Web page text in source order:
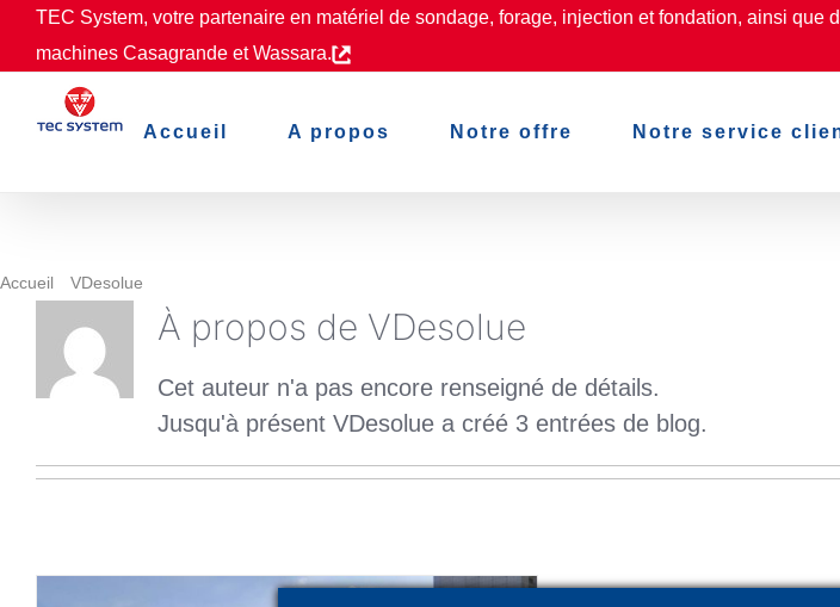
Passer
contenu
TEC System, votre partenaire en matériel de sondage, forage, injection et fondation, ainsi que
machines Casagrande et Wassara.
Accueil A propos Notre offre Notre service
Accueil VDesolue
À propos de VDesolue
Cet auteur n'a pas encore renseigné de détails.
Jusqu'à présent VDesolue a créé 3 entrées de blog.